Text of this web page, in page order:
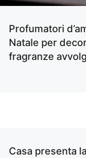
Profumatori
Natale per
fragranze
Casa presenta